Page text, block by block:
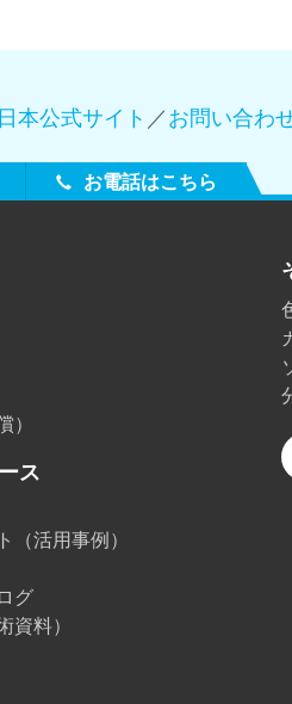
日本公式サイト ／お問い合わ
お電話はこちら
ス
（活用事例）
グ
資料）